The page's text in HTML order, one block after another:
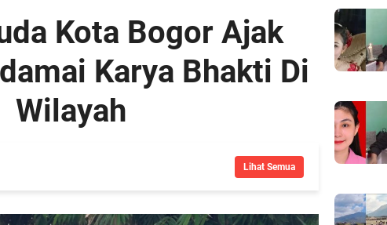
Kota Bogor Ajak
Karya Bhakti Di
Wilayah
Lihat Semua